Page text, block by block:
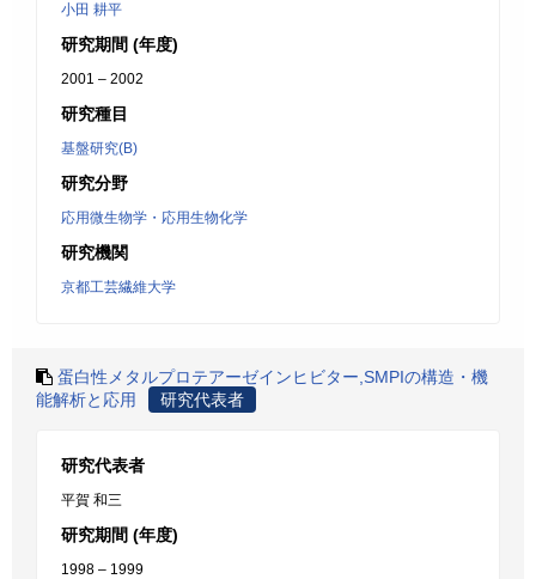
小田 耕平
研究期間 (年度)
2001 – 2002
研究種目
基盤研究(B)
研究分野
応用微生物学・応用生物化学
研究機関
京都工芸繊維大学
蛋白性メタルプロテアーゼインヒビター,SMPIの構造・機
能解析と応用
研究代表者
研究代表者
平賀 和三
研究期間 (年度)
1998 – 1999